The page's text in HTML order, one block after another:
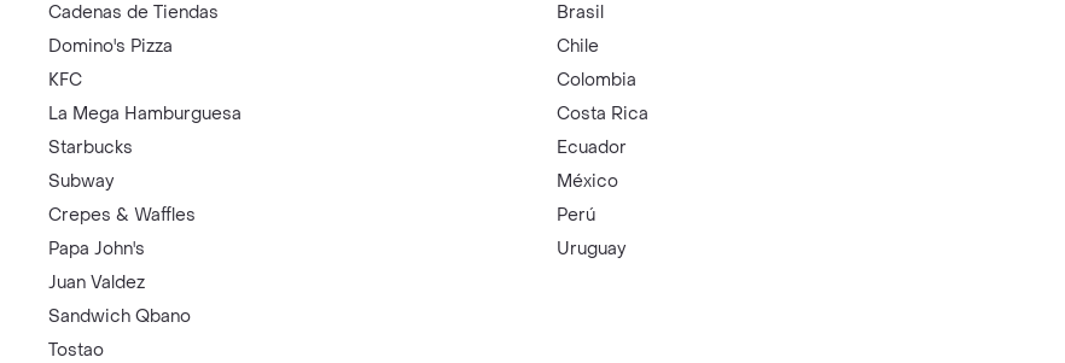
Cadenas de Tiendas
Domino's Pizza
KFC
La Mega Hamburguesa
Starbucks
Subway
Crepes & Waffles
Papa John's
Juan Valdez
Sandwich Qbano
Tostao
Brasil
Chile
Colombia
Costa Rica
Ecuador
México
Perú
Uruguay